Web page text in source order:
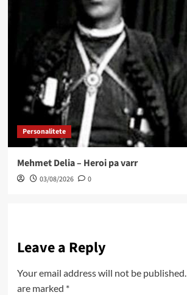
Personalitete
Mehmet Delia – Heroi pa varr
03/08/2026 0
Leave a Reply
Your email address will not be published.
are marked *